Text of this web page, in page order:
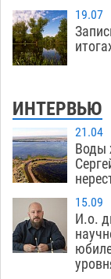
19.07
ИНТЕРВЬЮ
21.04
Воды
15.09
И.о.